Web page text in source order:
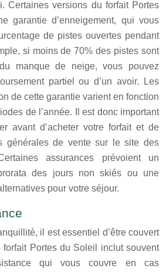
Certaines versions du forfait Portes
garantie d’enneigement, qui vous
de pistes ouvertes pendant
si moins de 70% des pistes sont
manque de neige, vous pouvez
partiel ou d’un avoir. Les
de cette garantie varient en fonction
de l’année. Il est donc important
avant d’acheter votre forfait et de
générales de vente sur le site des
assurances prévoient un
des jours non skiés ou une
pour votre séjour.
il est essentiel d’être couvert
forfait Portes du Soleil inclut souvent
qui vous couvre en cas